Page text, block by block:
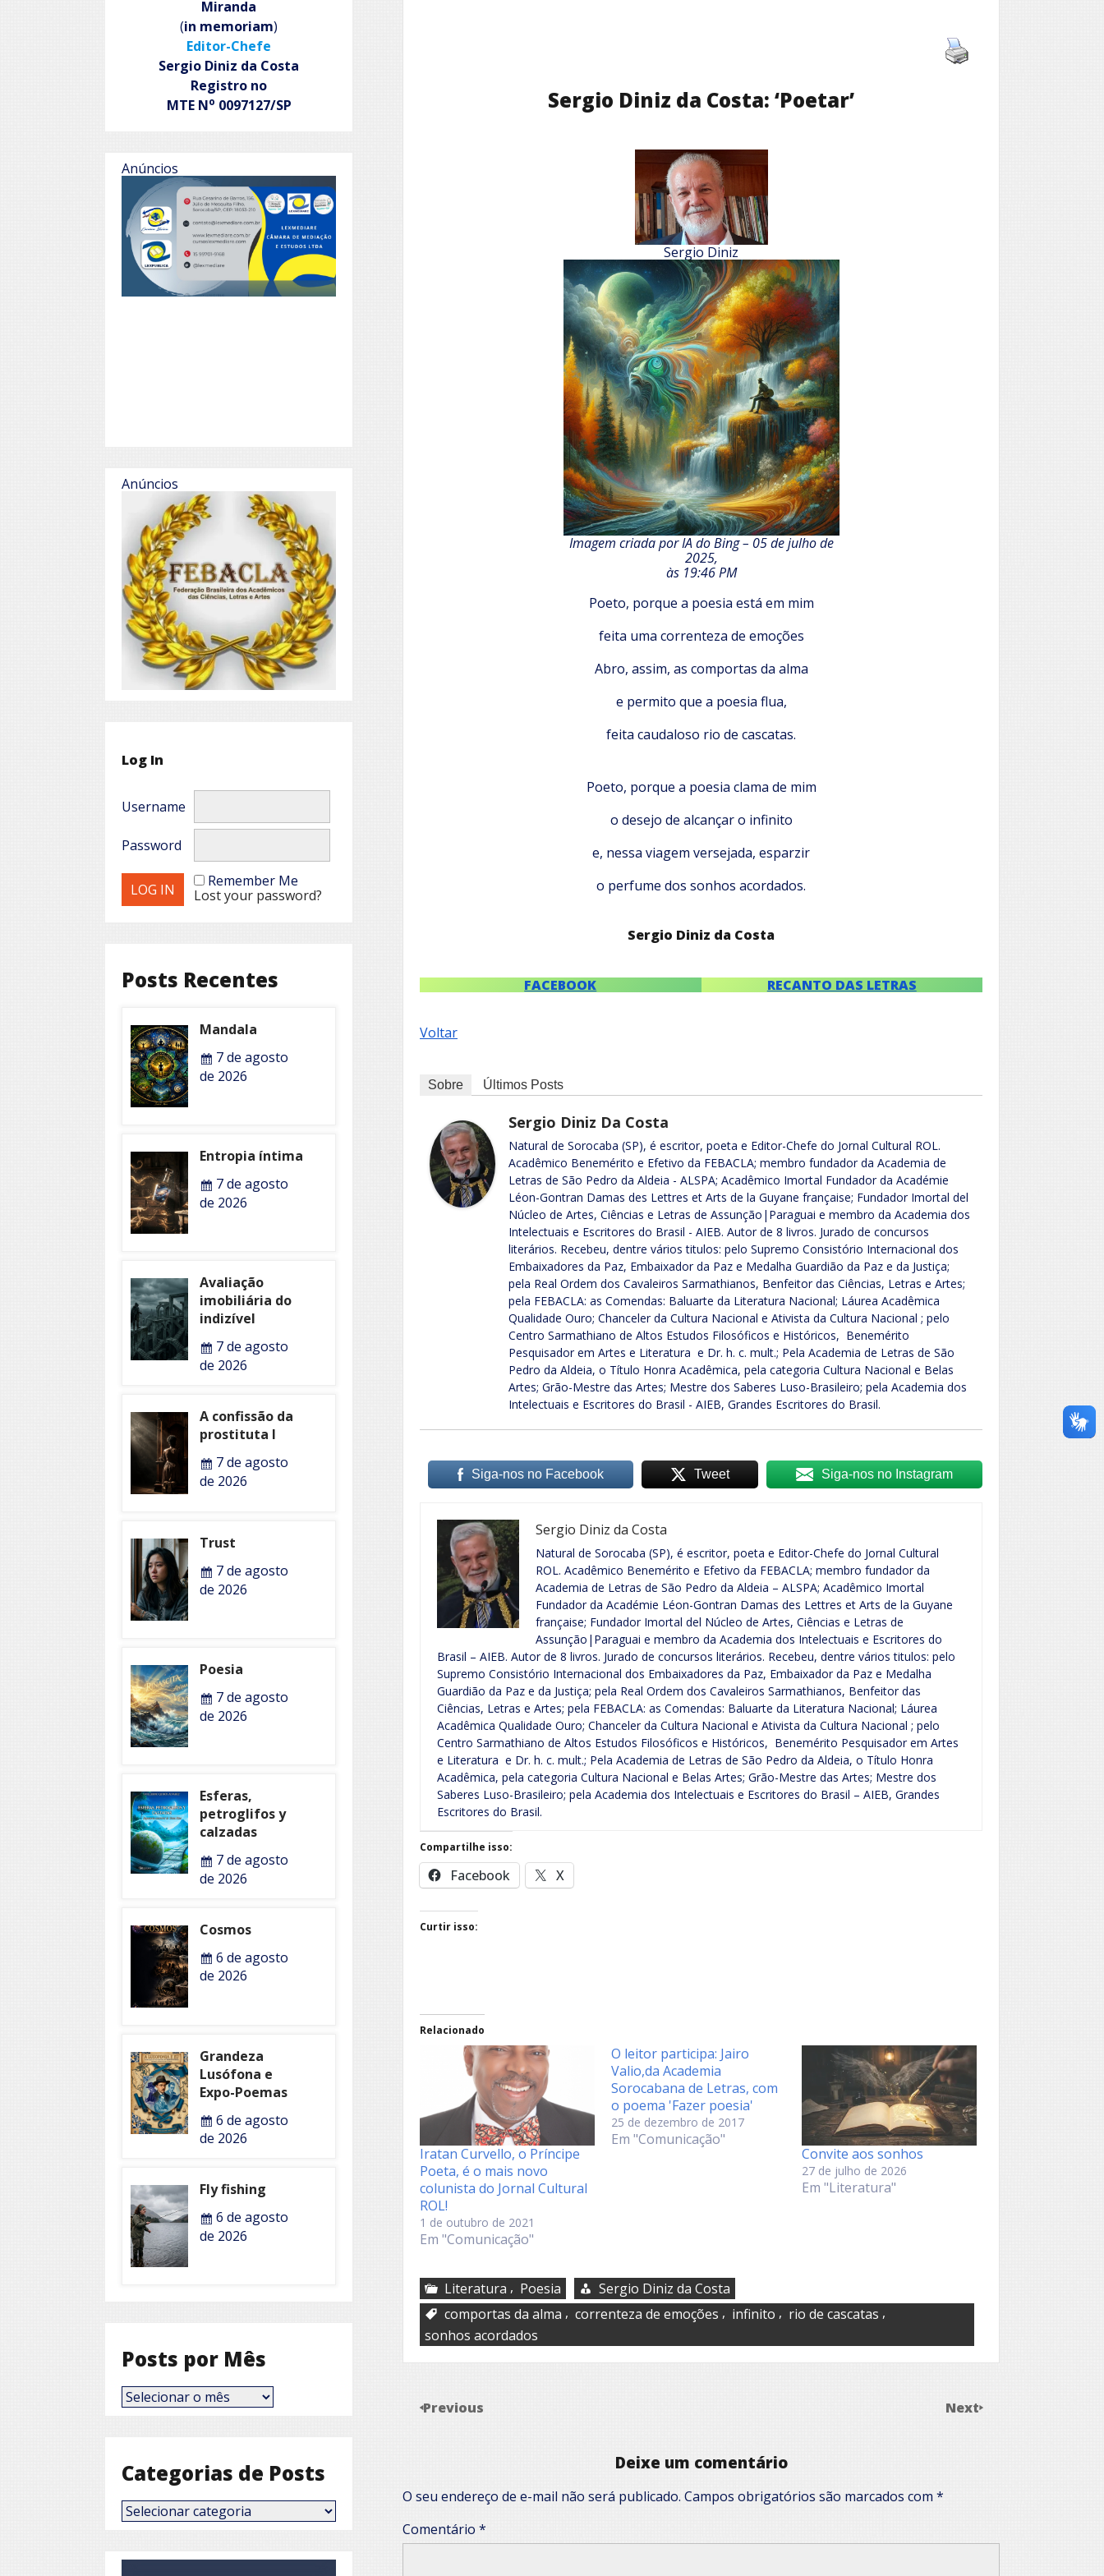
Sergio Diniz da Costa: ‘Poetar’
Sergio Diniz
Imagem criada por IA do Bing – 05 de julho de
2025,
às 19:46 PM
Poeto, porque a poesia está em mim
feita uma correnteza de emoções
Abro, assim, as comportas da alma
e permito que a poesia flua,
feita caudaloso rio de cascatas.
Poeto, porque a poesia clama de mim
o desejo de alcançar o infinito
e, nessa viagem versejada, esparzir
o perfume dos sonhos acordados.
Sergio Diniz da Costa
FACEBOOK RECANTO DAS LETRAS
Voltar
Sobre Últimos Posts
Sergio Diniz Da Costa
Natural de Sorocaba (SP), é escritor, poeta e Editor-Chefe do Jornal Cultural ROL.
Acadêmico Benemérito e Efetivo da FEBACLA; membro fundador da Academia de
Letras de São Pedro da Aldeia - ALSPA; Acadêmico Imortal Fundador da Académie
Léon-Gontran Damas des Lettres et Arts de la Guyane française; Fundador Imortal del
Núcleo de Artes, Ciências e Letras de Assunção|Paraguai e membro da Academia dos
Intelectuais e Escritores do Brasil - AIEB. Autor de 8 livros. Jurado de concursos
literários. Recebeu, dentre vários titulos: pelo Supremo Consistório Internacional dos
Embaixadores da Paz, Embaixador da Paz e Medalha Guardião da Paz e da Justiça;
pela Real Ordem dos Cavaleiros Sarmathianos, Benfeitor das Ciências, Letras e Artes;
pela FEBACLA: as Comendas: Baluarte da Literatura Nacional; Láurea Acadêmica
Qualidade Ouro; Chanceler da Cultura Nacional e Ativista da Cultura Nacional ; pelo
Centro Sarmathiano de Altos Estudos Filosóficos e Históricos, Benemérito
Pesquisador em Artes e Literatura e Dr. h. c. mult.; Pela Academia de Letras de São
Pedro da Aldeia, o Título Honra Acadêmica, pela categoria Cultura Nacional e Belas
Artes; Grão-Mestre das Artes; Mestre dos Saberes Luso-Brasileiro; pela Academia dos
Intelectuais e Escritores do Brasil - AIEB, Grandes Escritores do Brasil.
Siga-nos no Facebook Tweet Siga-nos no Instagram
Sergio Diniz da Costa
Natural de Sorocaba (SP), é escritor, poeta e Editor-Chefe do Jornal Cultural
ROL. Acadêmico Benemérito e Efetivo da FEBACLA; membro fundador da
Academia de Letras de São Pedro da Aldeia – ALSPA; Acadêmico Imortal
Fundador da Académie Léon-Gontran Damas des Lettres et Arts de la Guyane
française; Fundador Imortal del Núcleo de Artes, Ciências e Letras de
Assunção|Paraguai e membro da Academia dos Intelectuais e Escritores do
Brasil – AIEB. Autor de 8 livros. Jurado de concursos literários. Recebeu, dentre vários titulos: pelo
Supremo Consistório Internacional dos Embaixadores da Paz, Embaixador da Paz e Medalha
Guardião da Paz e da Justiça; pela Real Ordem dos Cavaleiros Sarmathianos, Benfeitor das
Ciências, Letras e Artes; pela FEBACLA: as Comendas: Baluarte da Literatura Nacional; Láurea
Acadêmica Qualidade Ouro; Chanceler da Cultura Nacional e Ativista da Cultura Nacional ; pelo
Centro Sarmathiano de Altos Estudos Filosóficos e Históricos, Benemérito Pesquisador em Artes
e Literatura e Dr. h. c. mult.; Pela Academia de Letras de São Pedro da Aldeia, o Título Honra
Acadêmica, pela categoria Cultura Nacional e Belas Artes; Grão-Mestre das Artes; Mestre dos
Saberes Luso-Brasileiro; pela Academia dos Intelectuais e Escritores do Brasil – AIEB, Grandes
Escritores do Brasil.
Compartilhe isso:
Facebook X
Curtir isso:
Relacionado
Iratan Curvello, o Príncipe
Poeta, é o mais novo
colunista do Jornal Cultural
ROL!
1 de outubro de 2021
Em "Comunicação"
O leitor participa: Jairo
Valio,da Academia
Sorocabana de Letras, com
o poema 'Fazer poesia'
25 de dezembro de 2017
Em "Comunicação"
Convite aos sonhos
27 de julho de 2026
Em "Literatura"
Literatura , Poesia
Sergio Diniz da Costa
comportas da alma , correnteza de emoções , infinito , rio de cascatas ,
sonhos acordados
Previous Next
Deixe um comentário
O seu endereço de e-mail não será publicado. Campos obrigatórios são marcados com *
Comentário *
Miranda
(in memoriam)
Editor-Chefe
Sergio Diniz da Costa
Registro no
MTE No 0097127/SP
Anúncios
Anúncios
Log In
Username
Password
Remember Me
Lost your password?
Posts Recentes
Mandala
7 de agosto
de 2026
Entropia íntima
7 de agosto
de 2026
Avaliação
imobiliária do
indizível
7 de agosto
de 2026
A confissão da
prostituta I
7 de agosto
de 2026
Trust
7 de agosto
de 2026
Poesia
7 de agosto
de 2026
Esferas,
petroglifos y
calzadas
7 de agosto
de 2026
Cosmos
6 de agosto
de 2026
Grandeza
Lusófona e
Expo-Poemas
6 de agosto
de 2026
Fly fishing
6 de agosto
de 2026
Posts por Mês
Posts
por
Categorias de Posts
Categorias
de